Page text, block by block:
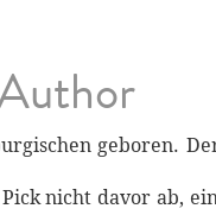
geboren.
nicht davor ab,